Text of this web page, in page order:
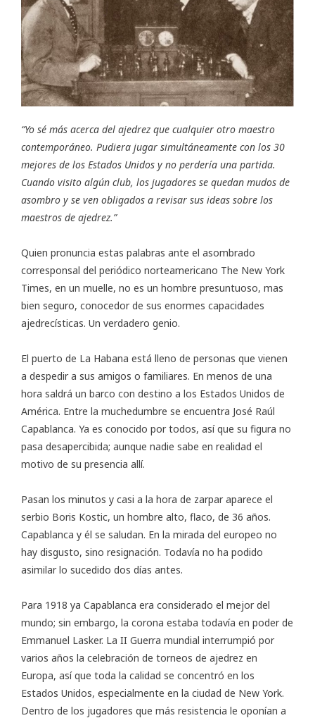
“Yo sé más acerca del ajedrez que cualquier otro maestro
contemporáneo. Pudiera jugar simultáneamente con los 30
mejores de los Estados Unidos y no perdería una partida.
Cuando visito algún club, los jugadores se quedan mudos de
asombro y se ven obligados a revisar sus ideas sobre los
maestros de ajedrez.”
Quien pronuncia estas palabras ante el asombrado
corresponsal del periódico norteamericano The New York
Times, en un muelle, no es un hombre presuntuoso, mas
bien seguro, conocedor de sus enormes capacidades
ajedrecísticas. Un verdadero genio.
El puerto de La Habana está lleno de personas que vienen
a despedir a sus amigos o familiares. En menos de una
hora saldrá un barco con destino a los Estados Unidos de
América. Entre la muchedumbre se encuentra José Raúl
Capablanca. Ya es conocido por todos, así que su figura no
pasa desapercibida; aunque nadie sabe en realidad el
motivo de su presencia allí.
Pasan los minutos y casi a la hora de zarpar aparece el
serbio Boris Kostic, un hombre alto, flaco, de 36 años.
Capablanca y él se saludan. En la mirada del europeo no
hay disgusto, sino resignación. Todavía no ha podido
asimilar lo sucedido dos días antes.
Para 1918 ya Capablanca era considerado el mejor del
mundo; sin embargo, la corona estaba todavía en poder de
Emmanuel Lasker. La II Guerra mundial interrumpió por
varios años la celebración de torneos de ajedrez en
Europa, así que toda la calidad se concentró en los
Estados Unidos, especialmente en la ciudad de New York.
Dentro de los jugadores que más resistencia le oponían a